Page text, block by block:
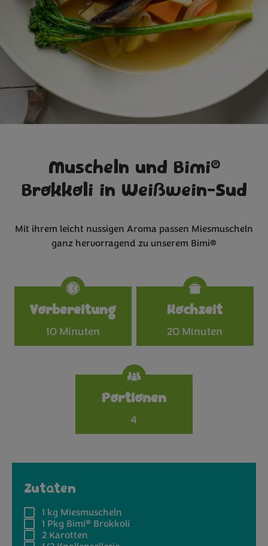
Muscheln und Bimi®
Brokkoli in Weißwein-Sud
Mit ihrem leicht nussigen Aroma passen Miesmuscheln
ganz hervorragend zu unserem Bimi®
Specifications
Vorbereitung
10 Minuten
Kochzeit
20 Minuten
Portionen
4
Zutaten
1 kg Miesmuscheln
1 Pkg Bimi® Brokkoli
2 Karotten